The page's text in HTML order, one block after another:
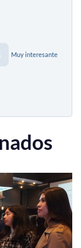
Muy interesante